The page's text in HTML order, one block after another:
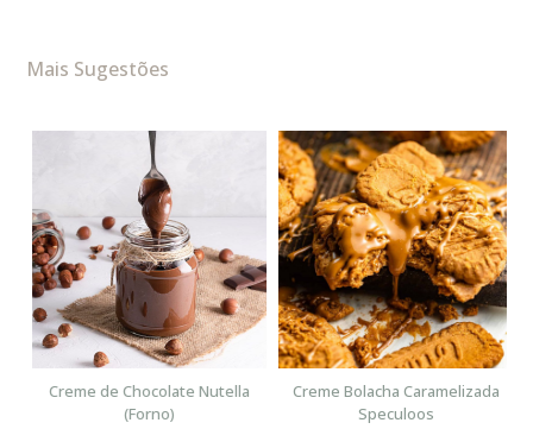
Mais Sugestões
Creme de Chocolate Nutella
(Forno)
Creme Bolacha Caramelizada
Speculoos